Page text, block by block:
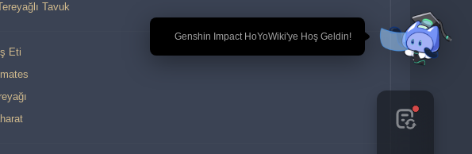
🎉 Genshin Impact HoYoWiki'ye Hoş Geldin!
Tavuk
Eti